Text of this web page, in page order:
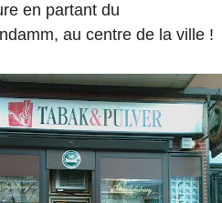
en partant du
au centre de la ville !